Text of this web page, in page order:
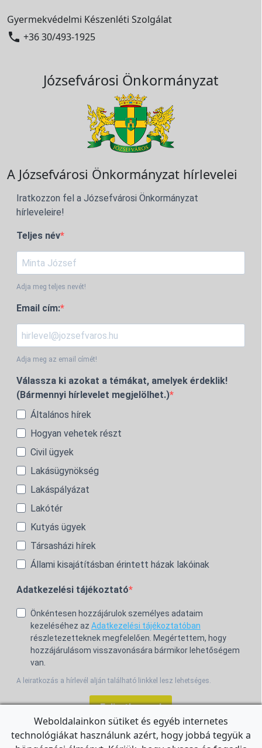
Gyermekvédelmi Készenléti Szolgálat
 +36 30/493-1925
Józsefvárosi Önkormányzat
A Józsefvárosi Önkormányzat hírlevelei
Iratkozzon fel a Józsefvárosi Önkormányzat
hírleveleire!
Teljes név
Adja meg teljes nevét!
Email cím:
Adja meg az email címét!
Válassza ki azokat a témákat, amelyek érdeklik!
(Bármennyi hírlevelet megjelölhet.)
Általános hírek
Hogyan vehetek részt
Civil ügyek
Lakásügynökség
Lakáspályázat
Lakótér
Kutyás ügyek
Társasházi hírek
Állami kisajátításban érintett házak lakóinak
Adatkezelési tájékoztató
Önkéntesen hozzájárulok személyes adataim
kezeléséhez az Adatkezelési tájékoztatóban
részletezetteknek megfelelően. Megértettem, hogy
hozzájárulásom visszavonására bármikor lehetőségem
van.
A leiratkozás a hírlevél alján található linkkel lesz lehetséges.
Feliratkozom!
Weboldalainkon sütiket és egyéb internetes
technológiákat használunk azért, hogy jobbá tegyük a